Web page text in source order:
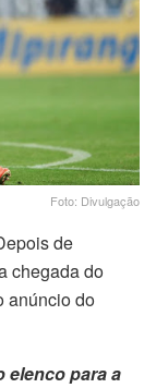
Foto: Divulgação
de
chegada do
anúncio do
elenco para a